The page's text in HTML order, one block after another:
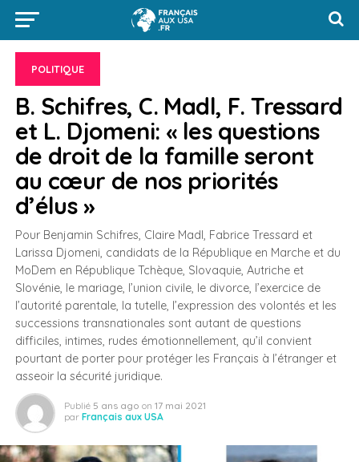
POLITIQUE
B. Schifres, C. Madl, F. Tressard
et L. Djomeni: « les questions
de droit de la famille seront
au cœur de nos priorités
d’élus »
Pour Benjamin Schifres, Claire Madl, Fabrice Tressard et
Larissa Djomeni, candidats de la République en Marche et du
MoDem en République Tchèque, Slovaquie, Autriche et
Slovénie, le mariage, l’union civile, le divorce, l’exercice de
l’autorité parentale, la tutelle, l’expression des volontés et les
successions transnationales sont autant de questions
difficiles, intimes, rudes émotionnellement, qu’il convient
pourtant de porter pour protéger les Français à l’étranger et
asseoir la sécurité juridique.
Publié 5 ans ago on 17 mai 2021
par Français aux USA